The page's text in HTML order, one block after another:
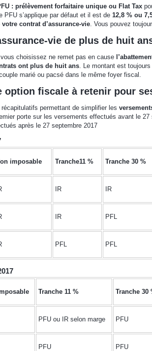
: prélèvement forfaitaire unique ou Flat Tax
PFU s’applique par défaut et il est de 12,8 % ou
contrat d’assurance-vie. Vous pouvez
vie de plus de huit
vous choisissez ne remet pas en cause
ont plus de huit ans. Le montant est
marié ou pacsé dans le même foyer fiscal.
option fiscale à retenir pour
permettant de simplifier les
porte sur les versements effectués avant le
après le 27 septembre 2017
imposable Tranche11 % Tranche 30 %
IR IR
IR PFL
PFL PFL
Tranche 11 % Tranche 30
PFU ou IR selon marge PFU
PFU PFU